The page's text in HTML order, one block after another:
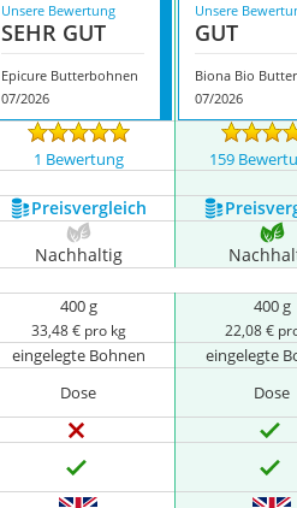
Unsere Bewertung
SEHR GUT
Epicure Butterbohnen
07/2026
Unsere
GUT
07/2026
1 Bewertung 159
Preis­vergleich
Nachhaltig
400 g
33,48 € pro kg
400 g
22,08 €
eingelegte Bohnen eingelegte
Dose Dose